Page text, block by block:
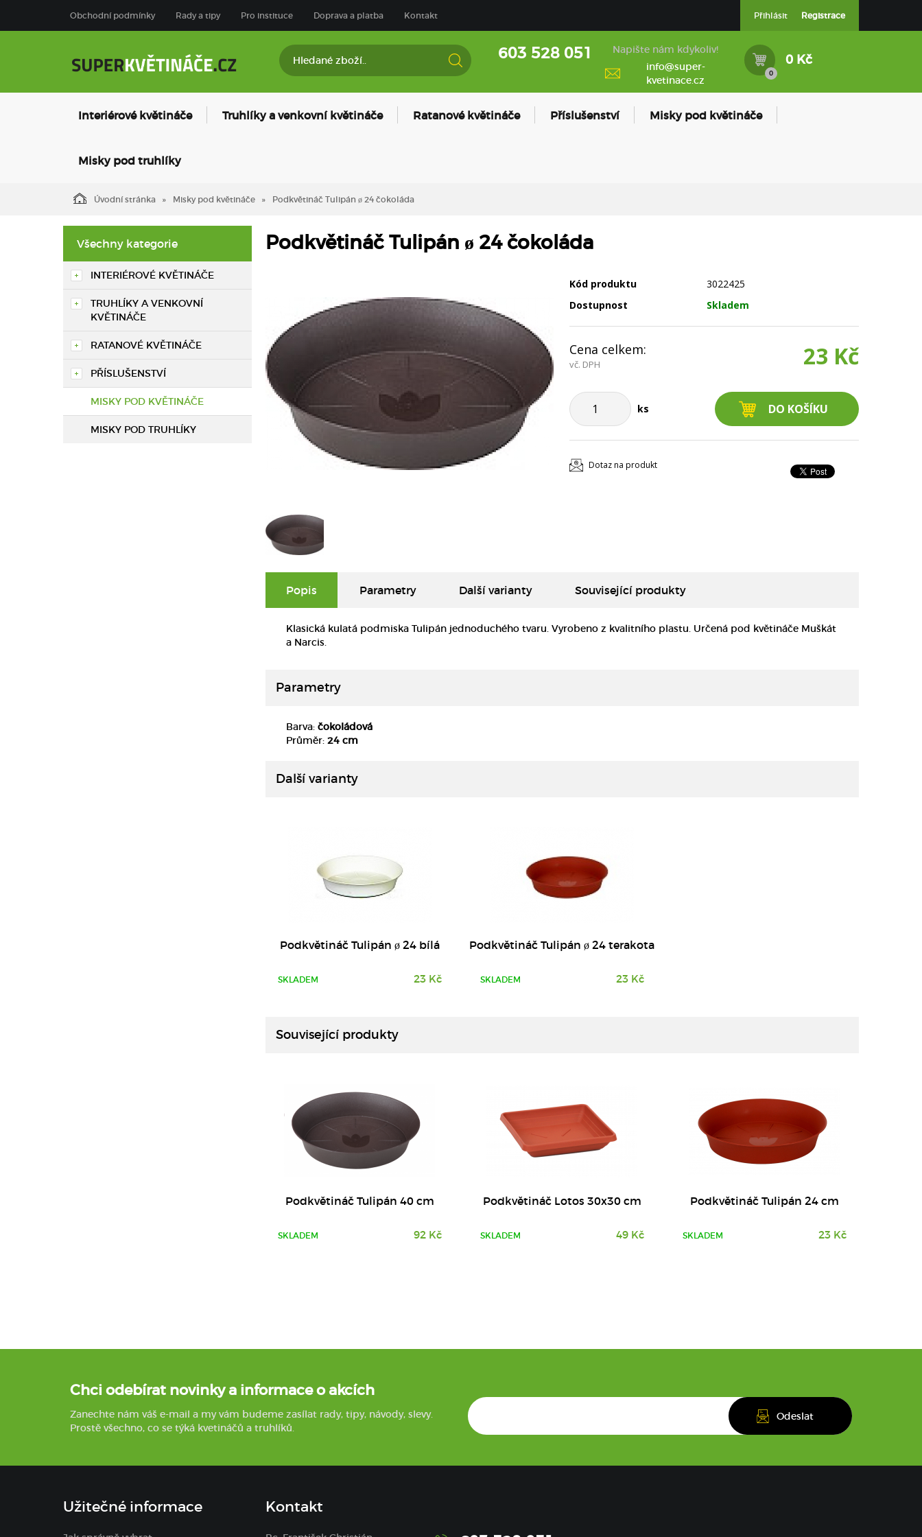
Obchodní podmínky Rady a tipy Pro instituce Doprava a platba Kontakt Přihlásit Registrace
603 528 051
Napište nám kdykoliv!
info@super-
kvetinace.cz
0
0 Kč
Interiérové květináče Truhlíky a venkovní květináče Ratanové květináče Příslušenství Misky pod květináče
Misky pod truhlíky
Úvodní stránka Misky pod květináče Podkvětináč Tulipán ø 24 čokoláda
Všechny kategorie
INTERIÉROVÉ KVĚTINÁČE
TRUHLÍKY A VENKOVNÍ
KVĚTINÁČE
RATANOVÉ KVĚTINÁČE
PŘÍSLUŠENSTVÍ
MISKY POD KVĚTINÁČE
MISKY POD TRUHLÍKY
Podkvětináč Tulipán ø 24 čokoláda
Kód produktu
3022425
Dostupnost
Skladem
Cena celkem:
vč. DPH 23 Kč
ks
Dotaz na produkt
Popis Parametry Další varianty Související produkty
Klasická kulatá podmiska Tulipán jednoduchého tvaru. Vyrobeno z kvalitního plastu. Určená pod květináče Muškát
a Narcis.
Parametry
Barva: čokoládová
Průměr: 24 cm
Další varianty
Podkvětináč Tulipán ø 24 bílá
SKLADEM 23 Kč
DETAIL
Podkvětináč Tulipán ø 24 terakota
SKLADEM 23 Kč
Související produkty
Podkvětináč Tulipán 40 cm
SKLADEM 92 Kč
Podkvětináč Lotos 30x30 cm
SKLADEM 49 Kč
Podkvětináč Tulipán 24 cm
SKLADEM 23 Kč
Chci odebírat novinky a informace o akcích
Zanechte nám váš e-mail a my vám budeme zasílat rady, tipy, návody, slevy.
Prostě všechno, co se týká kvetináčů a truhlíků.
Užitečné informace Kontakt